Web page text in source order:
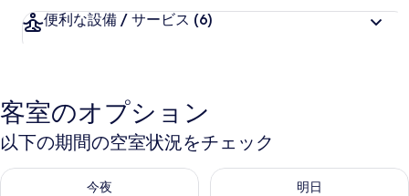
便利な設備 / サービス (6)
客室のオプション
以下の期間の空室状況をチェック
今夜
今夜 8月 6 - 8月 7 の空室状況をチェック
明日
明日 8月 7 - 8月 8 の空室状況